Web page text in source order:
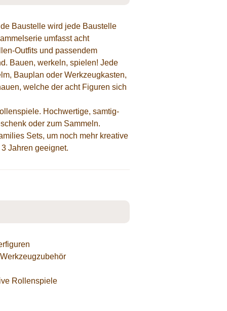
Baustelle wird jede Baustelle
umfasst acht
Outfits und passendem
Bauen, werkeln, spielen! Jede
Bauplan oder Werkzeugkasten,
welche der acht Figuren sich
Hochwertige, samtig-
oder zum Sammeln.
Sets, um noch mehr kreative
Jahren geeignet.
Rollenspiele